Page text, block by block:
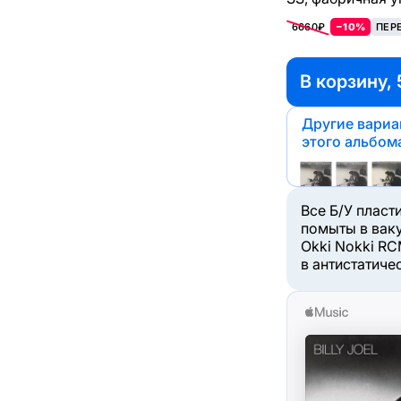
6660₽ −10%
В корзину,
Другие
этого
Все Б/У
помыты в
Okki Nokki
в